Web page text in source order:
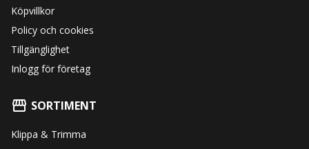
Köpvillkor
Policy och cookies
Tillgänglighet
Inlogg för företag
SORTIMENT
Klippa & Trimma